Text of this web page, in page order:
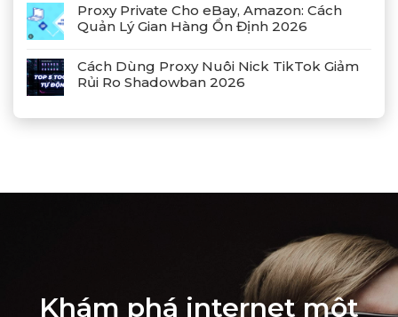
Proxy Private Cho eBay, Amazon: Cách
Quản Lý Gian Hàng Ổn Định 2026
Cách Dùng Proxy Nuôi Nick TikTok Giảm
Rủi Ro Shadowban 2026
Khám phá internet một